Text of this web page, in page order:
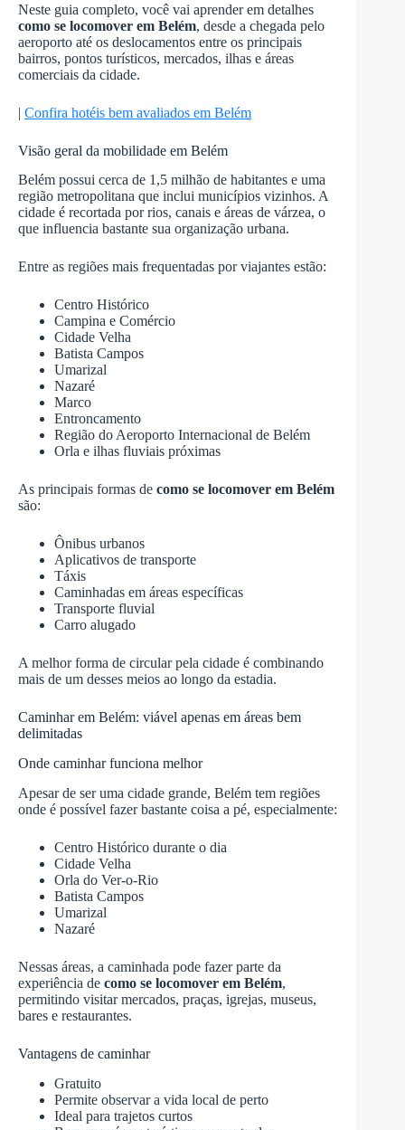
Neste guia completo, você vai aprender em detalhes
como se locomover em Belém, desde a chegada pelo
aeroporto até os deslocamentos entre os principais
bairros, pontos turísticos, mercados, ilhas e áreas
comerciais da cidade.
| Confira hotéis bem avaliados em Belém
Visão geral da mobilidade em Belém
Belém possui cerca de 1,5 milhão de habitantes e uma
região metropolitana que inclui municípios vizinhos. A
cidade é recortada por rios, canais e áreas de várzea, o
que influencia bastante sua organização urbana.
Entre as regiões mais frequentadas por viajantes estão:
Centro Histórico
Campina e Comércio
Cidade Velha
Batista Campos
Umarizal
Nazaré
Marco
Entroncamento
Região do Aeroporto Internacional de Belém
Orla e ilhas fluviais próximas
As principais formas de como se locomover em Belém
são:
Ônibus urbanos
Aplicativos de transporte
Táxis
Caminhadas em áreas específicas
Transporte fluvial
Carro alugado
A melhor forma de circular pela cidade é combinando
mais de um desses meios ao longo da estadia.
Caminhar em Belém: viável apenas em áreas bem
delimitadas
Onde caminhar funciona melhor
Apesar de ser uma cidade grande, Belém tem regiões
onde é possível fazer bastante coisa a pé, especialmente:
Centro Histórico durante o dia
Cidade Velha
Orla do Ver-o-Rio
Batista Campos
Umarizal
Nazaré
Nessas áreas, a caminhada pode fazer parte da
experiência de como se locomover em Belém,
permitindo visitar mercados, praças, igrejas, museus,
bares e restaurantes.
Vantagens de caminhar
Gratuito
Permite observar a vida local de perto
Ideal para trajetos curtos